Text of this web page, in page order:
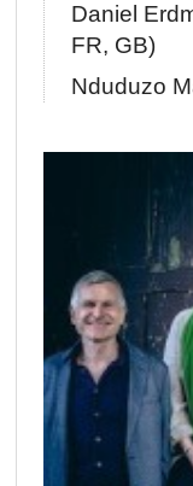
Daniel
FR, GB)
Nduduzo